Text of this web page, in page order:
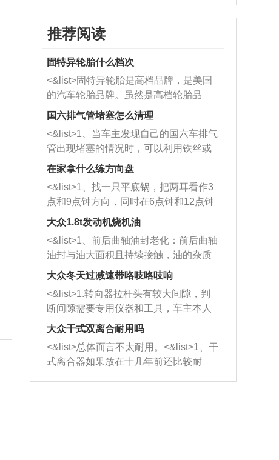
推荐阅读
固特异轮胎什么档次
<&list>固特异轮胎是高档品牌，是美国
的汽车轮胎品牌。虽然是高档轮胎品
牌，但是中高低端的轮胎都有生产，这
也是为了更好的开拓市场。
国六排气管堵塞怎么清理
<&list>1、当车主发现自己的国六车排气
管出现堵塞的情况时，可以利用铁丝或
者是细棍，直接将杂物给取出来，如果
堵塞情况比较严重，也可以采取应急措
施。 <&list>2、直接利用木棍将所有的
杂物推到排气管里面的位置处，然后将
三元催化器拆解开，就可以将堵塞的东
西取出来。但如果是因为积碳过多引起
的堵塞，就需要将三元催化器泡在草酸
洗剂对堵塞的情况得到解决，将清洗剂
放在燃油箱中，与燃油混合后，车辆启
动时，就可以和汽油一起进入到燃烧
室，最后形成废气排出，就可以让三元
催化器得到清洗，排气管堵塞的情况就
能够得到解决。
在家拿什么练方向盘
<&list>1、找一只平底锅，把两耳看作3
点和9点钟方向，同时在6点钟和12点钟
方向做一个标记。 <&list>2、双手握住
一圈半的练习，往右同样也要打相同的
圈数。 <&list>3、最后强调要反复练
习，这样就可以形成肌肉记忆，在真实
驾驶车辆时，不需要记忆也能打好方
向。
大众1.8t发动机烧机油
<&list>1、前后曲轴油封老化：前后曲轴
油封与油大面积且持续接触，油的杂质
和发动机内持续温度变化使其密封效果
逐渐减弱，导致渗油或漏油。<&list>2、
活塞间隙过大：积碳会使活塞环与缸体
的间隙扩大，导致机油流入燃烧室中，
造成烧机油。<&list>3、机油粘度。使用
机油粘度过小的话，同样会有烧机油现
象，机油粘度过小具有很好的流动性，
大众冬天过减速带咯吱咯吱响
<&list>1.转向器拉杆头有较大间隙，判
断间隙需要专用仪器和工具，车主本人
无法制作，需要将车辆送到修理厂或4s
店；<&list>2.车辆半轴套管防尘罩破
裂，破裂后会出现漏油现象，使半轴磨
损严重，磨损的半轴容易损坏，产生异
响；<&list>3.稳定器的转向胶套和球头
大众干式双离合耐用吗
<&list>总体而言不太耐用。<&list>1、干
式离合器如果放在十几年前还比较耐